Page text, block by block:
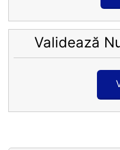
Validează